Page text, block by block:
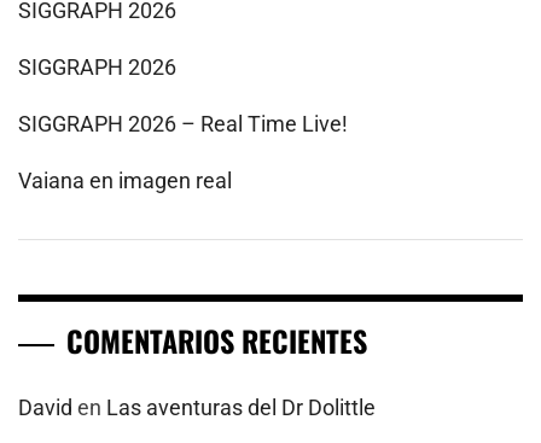
SIGGRAPH 2026
SIGGRAPH 2026
SIGGRAPH 2026 – Real Time Live!
Vaiana en imagen real
COMENTARIOS RECIENTES
David en Las aventuras del Dr Dolittle